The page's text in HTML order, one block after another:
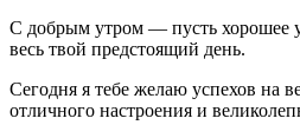
С добрым утром — пусть хорошее
весь твой предстоящий день.
Сегодня я тебе желаю успехов на
отличного настроения и